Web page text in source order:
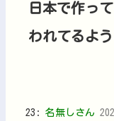
日本で作っ
われてるよ
23: 名無しさん